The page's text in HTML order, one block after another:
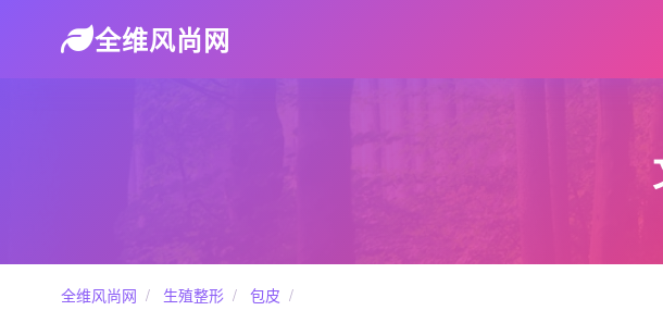
全维风尚网
全维风尚网 / 生殖整形 / 包皮 /